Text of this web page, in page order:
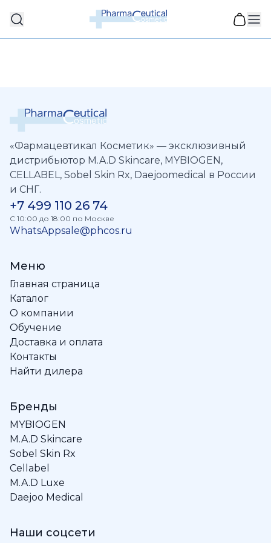
«Фармацевтикал Косметик» — эксклюзивный
дистрибьютор M.A.D Skincare, MYBIOGEN,
CELLABEL, Sobel Skin Rx, Daejoomedical в России
и СНГ.
+7 499 110 26 74
C 10:00 до 18:00 по Москве
WhatsAppsale@phcos.ru
Меню
Главная страница
Каталог
О компании
Обучение
Доставка и оплата
Контакты
Найти дилера
Бренды
MYBIOGEN
M.A.D Skincare
Sobel Skin Rx
Cellabel
M.A.D Luxe
Daejoo Medical
Наши соцсети